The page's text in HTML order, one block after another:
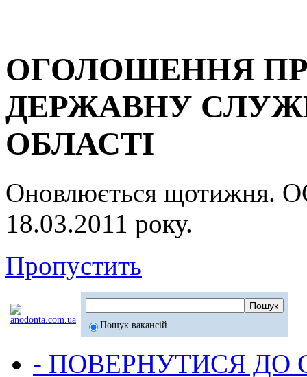
ОГОЛОШЕННЯ
ДЕРЖАВНУ
ОБЛАСТІ
Оновлюється
18.03.2011 року.
Пропустить
Пошук вакансій
- ПОВЕРНУТИСЯ ДО